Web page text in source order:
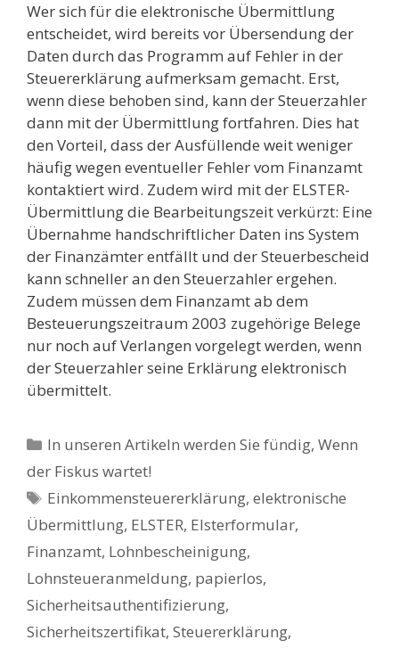
Wer sich für die elektronische Übermittlung
entscheidet, wird bereits vor Übersendung der
Daten durch das Programm auf Fehler in der
Steuererklärung aufmerksam gemacht. Erst,
wenn diese behoben sind, kann der Steuerzahler
dann mit der Übermittlung fortfahren. Dies hat
den Vorteil, dass der Ausfüllende weit weniger
häufig wegen eventueller Fehler vom Finanzamt
kontaktiert wird. Zudem wird mit der ELSTER-
Übermittlung die Bearbeitungszeit verkürzt: Eine
Übernahme handschriftlicher Daten ins System
der Finanzämter entfällt und der Steuerbescheid
kann schneller an den Steuerzahler ergehen.
Zudem müssen dem Finanzamt ab dem
Besteuerungszeitraum 2003 zugehörige Belege
nur noch auf Verlangen vorgelegt werden, wenn
der Steuerzahler seine Erklärung elektronisch
übermittelt.
Kategorien
In unseren Artikeln werden Sie fündig,Wenn
der Fiskus wartet!
Schlagwörter
Einkommensteuererklärung,elektronische
Übermittlung, ELSTER, Elsterformular,
Finanzamt, Lohnbescheinigung,
Lohnsteueranmeldung, papierlos,
Sicherheitsauthentifizierung,
Sicherheitszertifikat, Steuererklärung,